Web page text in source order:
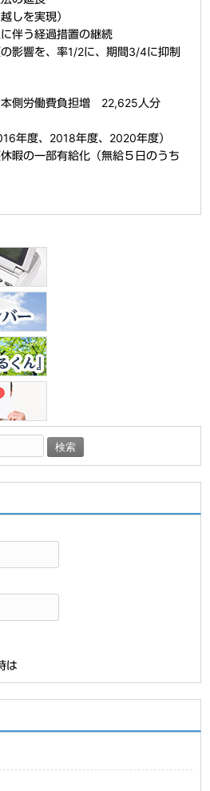
しを実現）
伴う経過措置の継続
影響を、率1/2に、期間3/4に抑制
本側労働費負担増 22,625人分
年度、2018年度、2020年度）
暇の一部有給化（無給５日のうち
は